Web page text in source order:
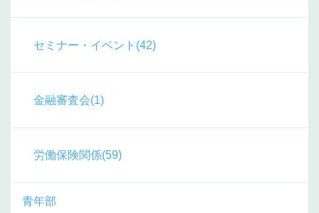
セミナー・イベント(42)
金融審査会(1)
労働保険関係(59)
青年部